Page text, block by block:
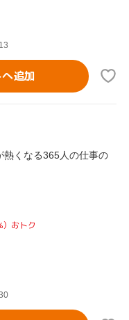
追加
熱くなる365人の仕事の
おトク